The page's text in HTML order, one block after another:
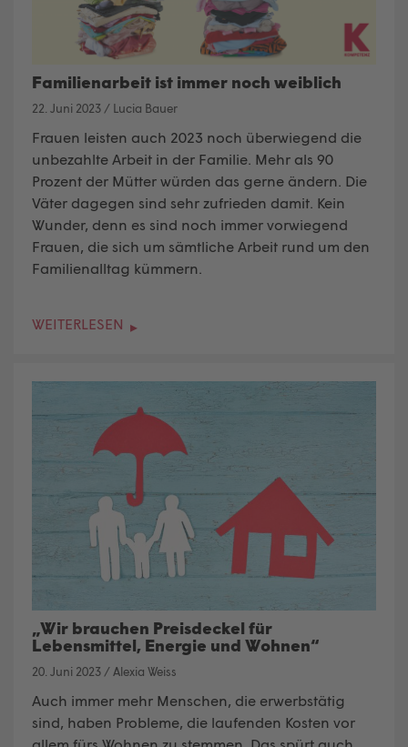
Familienarbeit ist immer noch weiblich
22. Juni 2023 / Lucia Bauer
Frauen leisten auch 2023 noch überwiegend die
unbezahlte Arbeit in der Familie. Mehr als 90
Prozent der Mütter würden das gerne ändern. Die
Väter dagegen sind sehr zufrieden damit. Kein
Wunder, denn es sind noch immer vorwiegend
Frauen, die sich um sämtliche Arbeit rund um den
Familienalltag kümmern.
WEITERLESEN
„Wir brauchen Preisdeckel für
Lebensmittel, Energie und Wohnen“
20. Juni 2023 / Alexia Weiss
Auch immer mehr Menschen, die erwerbstätig
sind, haben Probleme, die laufenden Kosten vor